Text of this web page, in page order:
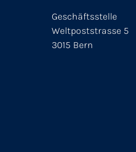
Geschäftsstelle
Weltpoststrasse 5
3015 Bern